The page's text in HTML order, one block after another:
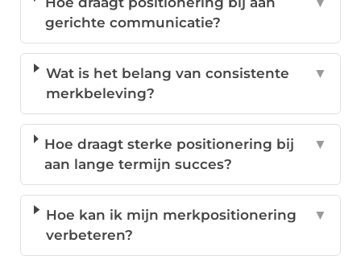
gerichte communicatie?
Wat is het belang van consistente
merkbeleving?
▼
Hoe draagt sterke positionering bij
aan lange termijn succes?
▼
Hoe kan ik mijn merkpositionering
verbeteren?
▼